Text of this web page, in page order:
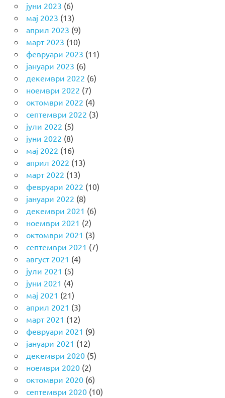
јуни 2023 (6)
мај 2023 (13)
април 2023 (9)
март 2023 (10)
февруари 2023 (11)
јануари 2023 (6)
декември 2022 (6)
ноември 2022 (7)
октомври 2022 (4)
септември 2022 (3)
јули 2022 (5)
јуни 2022 (8)
мај 2022 (16)
април 2022 (13)
март 2022 (13)
февруари 2022 (10)
јануари 2022 (8)
декември 2021 (6)
ноември 2021 (2)
октомври 2021 (3)
септември 2021 (7)
август 2021 (4)
јули 2021 (5)
јуни 2021 (4)
мај 2021 (21)
април 2021 (3)
март 2021 (12)
февруари 2021 (9)
јануари 2021 (12)
декември 2020(5)
ноември 2020(2)
октомври 2020(6)
септември 2020(10)